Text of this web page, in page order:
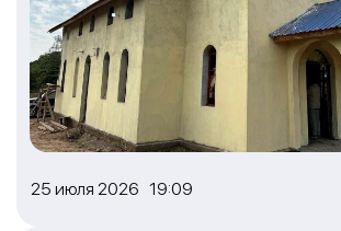
25 июля 2026 19:09